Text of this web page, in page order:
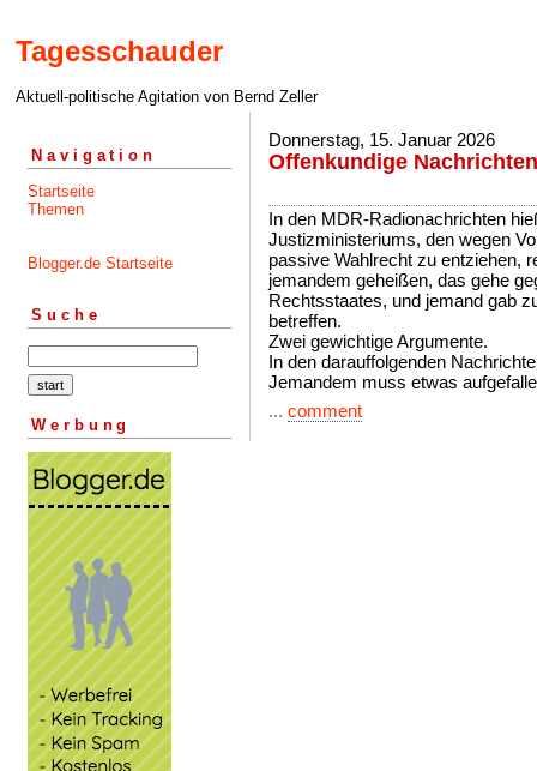
Tagesschauder
Aktuell-politische Agitation von Bernd Zeller
Navigation
Startseite
Themen
Blogger.de Startseite
Suche
Werbung
Donnerstag, 15. Januar 2026
Offenkundige Nachrichten
In den MDR-Radionachrichten
Justizministeriums, den wegen
passive Wahlrecht zu entziehen,
jemandem geheißen, das gehe
Rechtsstaates, und jemand gab
betreffen.
Zwei gewichtige Argumente.
In den darauffolgenden
Jemandem muss etwas
... comment